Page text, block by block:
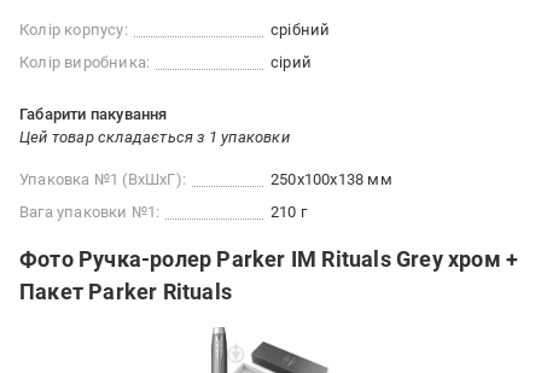
Колір корпусу:
срібний
Колір виробника:
сірий
Габарити пакування
Цей товар складається з 1 упаковки
Упаковка №1 (ВхШхГ):
250x100x138 мм
Вага упаковки №1:
210 г
Фото Ручка-ролер Parker IM Rituals Grey хром +
Пакет Parker Rituals